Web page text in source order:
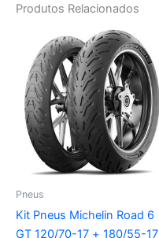
Produtos Relacionados
Pneus
Kit Pneus Michelin Road 6
GT 120/70-17 + 180/55-17